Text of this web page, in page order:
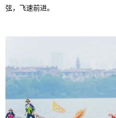
弦，飞速前进。